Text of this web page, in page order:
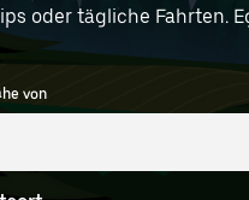
oder tägliche Fahrten.
Gib deine Zeit- und
von